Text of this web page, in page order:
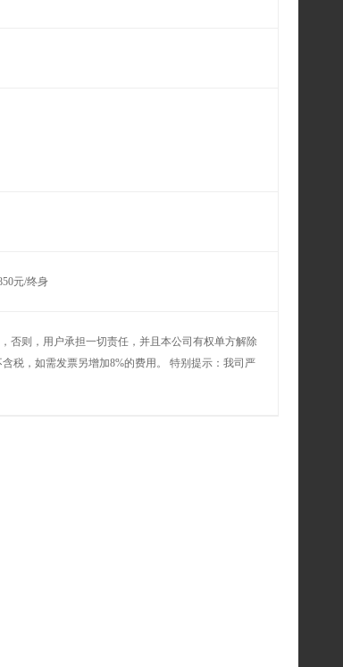
元/终身
否则，用户承担一切责任，并且本公司有权单方解除
税，如需发票另增加8%的费用。 特别提示：我司严